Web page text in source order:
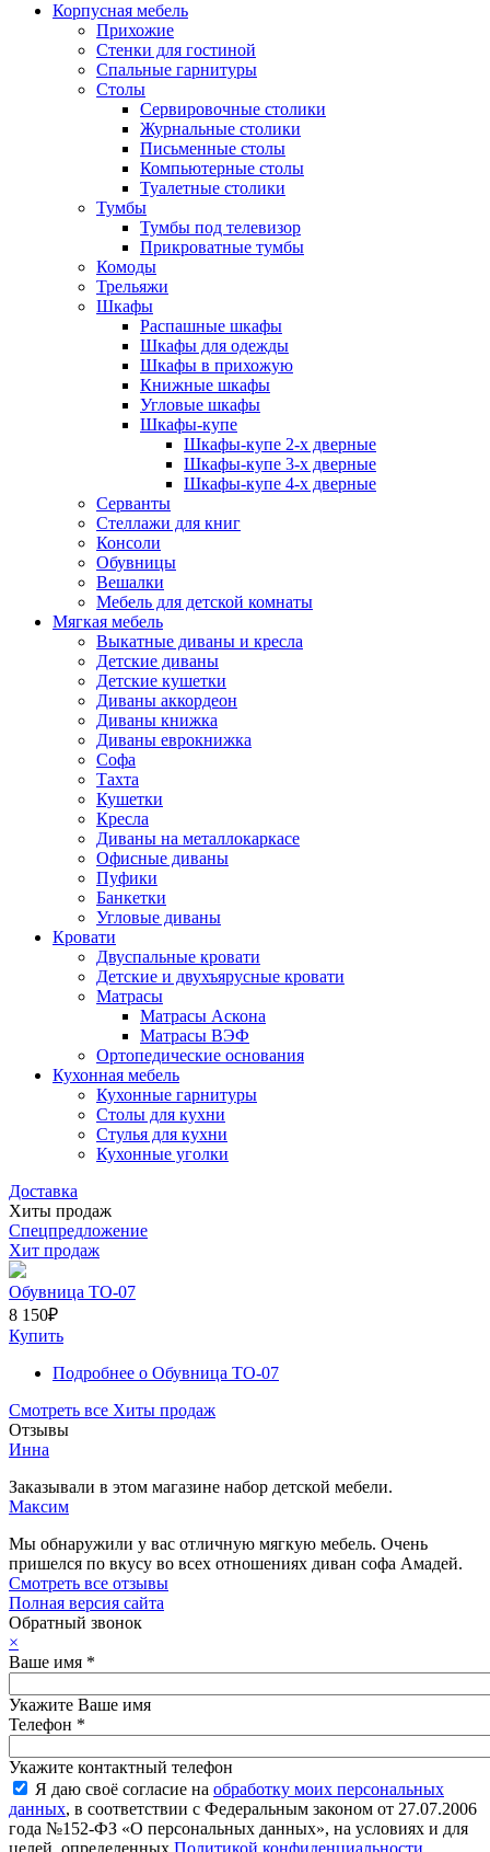
Корпусная мебель
Прихожие
Стенки для гостиной
Спальные гарнитуры
Столы
Сервировочные столики
Журнальные столики
Письменные столы
Компьютерные столы
Туалетные столики
Тумбы
Тумбы под телевизор
Прикроватные тумбы
Комоды
Трельяжи
Шкафы
Распашные шкафы
Шкафы для одежды
Шкафы в прихожую
Книжные шкафы
Угловые шкафы
Шкафы-купе
Шкафы-купе 2-x дверные
Шкафы-купе 3-х дверные
Шкафы-купе 4-х дверные
Серванты
Стеллажи для книг
Консоли
Обувницы
Вешалки
Мебель для детской комнаты
Мягкая мебель
Выкатные диваны и кресла
Детские диваны
Детские кушетки
Диваны аккордеон
Диваны книжка
Диваны еврокнижка
Софа
Тахта
Кушетки
Кресла
Диваны на металлокаркасе
Офисные диваны
Пуфики
Банкетки
Угловые диваны
Кровати
Двуспальные кровати
Детские и двухъярусные кровати
Матрасы
Матрасы Аскона
Матрасы ВЭФ
Ортопедические основания
Кухонная мебель
Кухонные гарнитуры
Столы для кухни
Стулья для кухни
Кухонные уголки
Доставка
Хиты продаж
Спецпредложение
Хит продаж
Обувница ТО-07
8 150₽
Купить
Подробнее о Обувница ТО-07
Смотреть все Хиты продаж
Отзывы
Инна
Заказывали в этом магазине набор детской мебели.
Максим
Мы обнаружили у вас отличную мягкую мебель. Очень
пришелся по вкусу во всех отношениях диван софа Амадей.
Смотреть все отзывы
Полная версия сайта
Обратный звонок
×
Ваше имя *
Укажите Ваше имя
Телефон *
Укажите контактный телефон
Я даю своё согласие на обработку моих персональных
данных, в соответствии с Федеральным законом от 27.07.2006
года №152-ФЗ «О персональных данных», на условиях и для
целей, определенных Политикой конфиденциальности